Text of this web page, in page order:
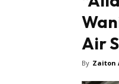
Air
By Zaiton